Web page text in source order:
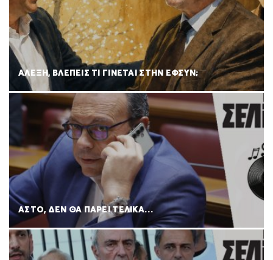
ΑΛΕΞΗ, ΒΛΕΠΕΙΣ ΤΙ ΓΙΝΕΤΑΙ ΣΤΗΝ ΕΦΣΥΝ;
ΑΣΤΟ, ΔΕΝ ΘΑ ΠΑΡΕΙ ΤΕΛΙΚΑ…